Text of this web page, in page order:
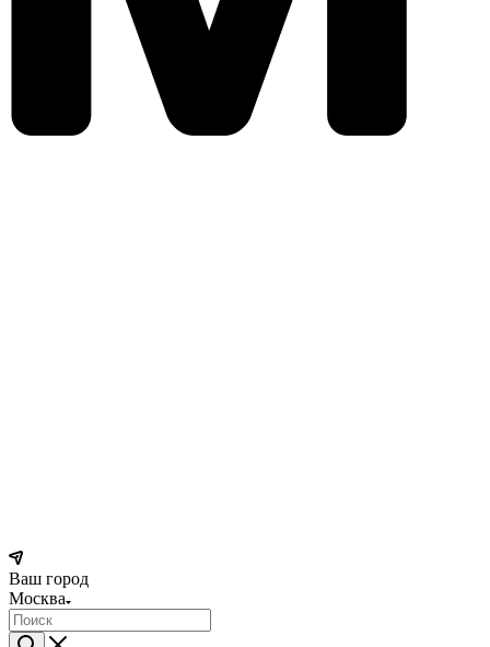
Ваш город
Москва